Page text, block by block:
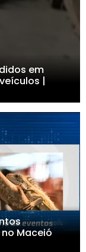
em
|
Maceió